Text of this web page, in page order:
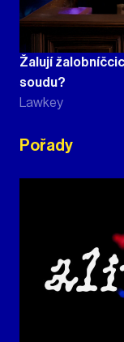
Žalují
soudu?
Lawkey
Pořady